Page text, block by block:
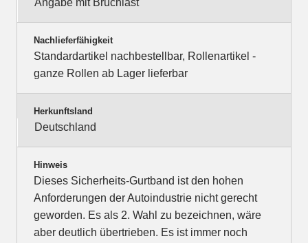
Angabe mit Bruchlast
Nachlieferfähigkeit
Standardartikel nachbestellbar, Rollenartikel -
ganze Rollen ab Lager lieferbar
Herkunftsland
Deutschland
Hinweis
Dieses Sicherheits-Gurtband ist den hohen
Anforderungen der Autoindustrie nicht gerecht
geworden. Es als 2. Wahl zu bezeichnen, wäre
aber deutlich übertrieben. Es ist immer noch